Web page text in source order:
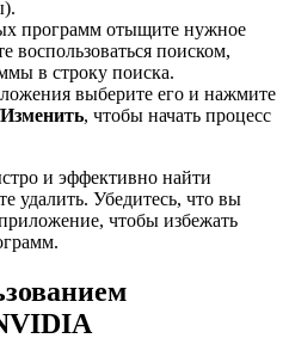
программ отыщите нужное
поиском,
в строку поиска.
выберите его и нажмите
, чтобы начать процесс
и эффективно найти
удалить. Убедитесь, что вы
чтобы избежать